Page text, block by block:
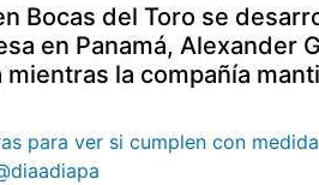
Bocas del Toro se
en Panamá, Alexander
la compañía
para ver si cumplen con